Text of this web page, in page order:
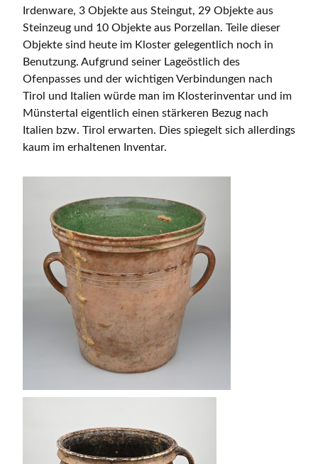
Irdenware, 3 Objekte aus Steingut, 29 Objekte aus
Steinzeug und 10 Objekte aus Porzellan. Teile dieser
Objekte sind heute im Kloster gelegentlich noch in
Benutzung. Aufgrund seiner Lageöstlich des
Ofenpasses und der wichtigen Verbindungen nach
Tirol und Italien würde man im Klosterinventar und im
Münstertal eigentlich einen stärkeren Bezug nach
Italien bzw. Tirol erwarten. Dies spiegelt sich allerdings
kaum im erhaltenen Inventar.